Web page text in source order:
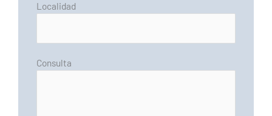
Localidad
Consulta